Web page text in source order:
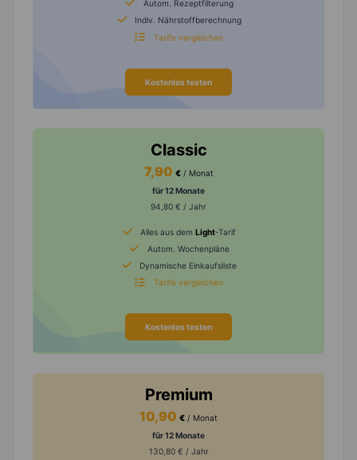
Autom. Rezeptfilterung
Indiv. Nährstoffberechnung
Tarife vergleichen
Kostenlos testen
Classic
7,90 € / Monat
für 12 Monate
94,80 € / Jahr
Alles aus dem Light-Tarif
Autom. Wochenpläne
Dynamische Einkaufsliste
Tarife vergleichen
Kostenlos testen
Premium
10,90 € / Monat
für 12 Monate
130,80 € / Jahr